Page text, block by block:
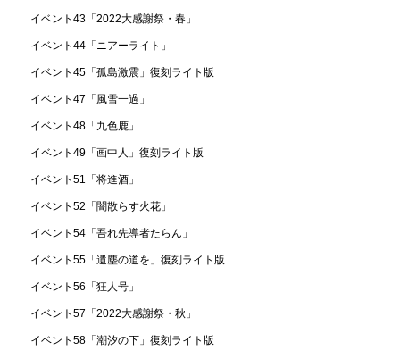
イベント43「2022大感謝祭・春」
イベント44「ニアーライト」
イベント45「孤島激震」復刻ライト版
イベント47「風雪一過」
イベント48「九色鹿」
イベント49「画中人」復刻ライト版
イベント51「将進酒」
イベント52「闇散らす火花」
イベント54「吾れ先導者たらん」
イベント55「遺塵の道を」復刻ライト版
イベント56「狂人号」
イベント57「2022大感謝祭・秋」
イベント58「潮汐の下」復刻ライト版